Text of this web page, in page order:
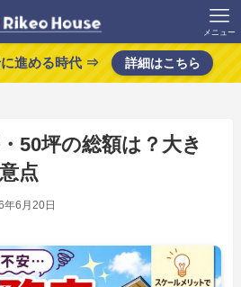
メニュー
進める時代 ⇒ 詳細はこちら
50坪の総額は？大き
点
年6月20日